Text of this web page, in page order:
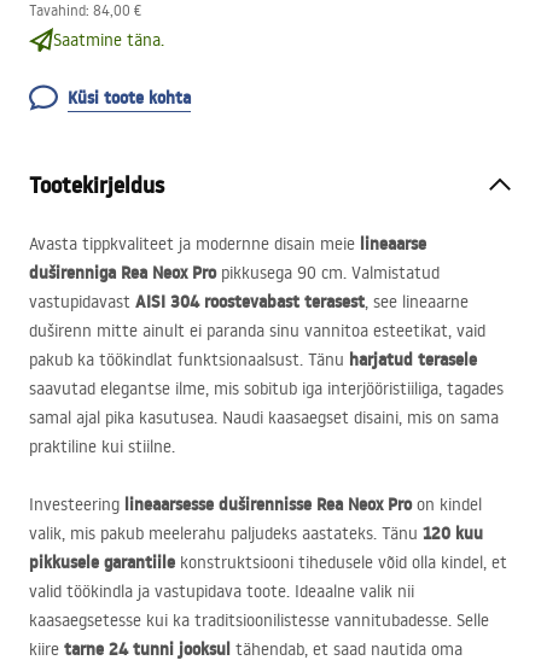
Tavahind: 84,00 €
Saatmine täna.
Küsi toote kohta
Tootekirjeldus
Avasta tippkvaliteet ja modernne disain meie lineaarse
duširenniga Rea Neox Propikkusega 90 cm. Valmistatud
vastupidavast AISI 304 roostevabast terasest, see lineaarne
duširenn mitte ainult ei paranda sinu vannitoa esteetikat, vaid
pakub ka töökindlat funktsionaalsust. Tänu harjatud terasele
saavutad elegantse ilme, mis sobitub iga interjööristiiliga, tagades
samal ajal pika kasutusea. Naudi kaasaegset disaini, mis on sama
praktiline kui stiilne.
Investeering lineaarsesse duširennisse Rea Neox Proon kindel
valik, mis pakub meelerahu paljudeks aastateks. Tänu 120 kuu
pikkusele garantiile konstruktsiooni tihedusele võid olla kindel, et
valid töökindla ja vastupidava toote. Ideaalne valik nii
kaasaegsetesse kui ka traditsioonilistesse vannitubadesse. Selle
kiire tarne 24 tunni jooksul tähendab, et saad nautida oma